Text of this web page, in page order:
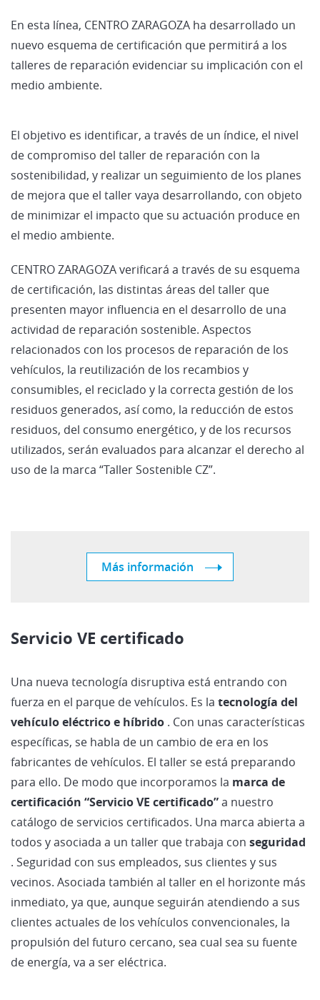
En esta línea, CENTRO ZARAGOZA ha desarrollado un
nuevo esquema de certificación que permitirá a los
talleres de reparación evidenciar su implicación con el
medio ambiente.
El objetivo es identificar, a través de un índice, el nivel
de compromiso del taller de reparación con la
sostenibilidad, y realizar un seguimiento de los planes
de mejora que el taller vaya desarrollando, con objeto
de minimizar el impacto que su actuación produce en
el medio ambiente.
CENTRO ZARAGOZA verificará a través de su esquema
de certificación, las distintas áreas del taller que
presenten mayor influencia en el desarrollo de una
actividad de reparación sostenible. Aspectos
relacionados con los procesos de reparación de los
vehículos, la reutilización de los recambios y
consumibles, el reciclado y la correcta gestión de los
residuos generados, así como, la reducción de estos
residuos, del consumo energético, y de los recursos
utilizados, serán evaluados para alcanzar el derecho al
uso de la marca “Taller Sostenible CZ”.
Más información
Servicio VE certificado
Una nueva tecnología disruptiva está entrando con
fuerza en el parque de vehículos. Es la tecnología del
vehículo eléctrico e híbrido . Con unas características
específicas, se habla de un cambio de era en los
fabricantes de vehículos. El taller se está preparando
para ello. De modo que incorporamos la marca de
certificación “Servicio VE certificado”a nuestro
catálogo de servicios certificados. Una marca abierta a
todos y asociada a un taller que trabaja con seguridad
. Seguridad con sus empleados, sus clientes y sus
vecinos. Asociada también al taller en el horizonte más
inmediato, ya que, aunque seguirán atendiendo a sus
clientes actuales de los vehículos convencionales, la
propulsión del futuro cercano, sea cual sea su fuente
de energía, va a ser eléctrica.